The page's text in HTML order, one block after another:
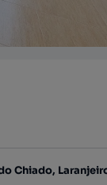
Chiado,